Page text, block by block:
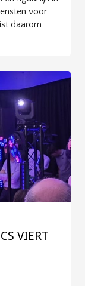
voor
daarom
VIERT